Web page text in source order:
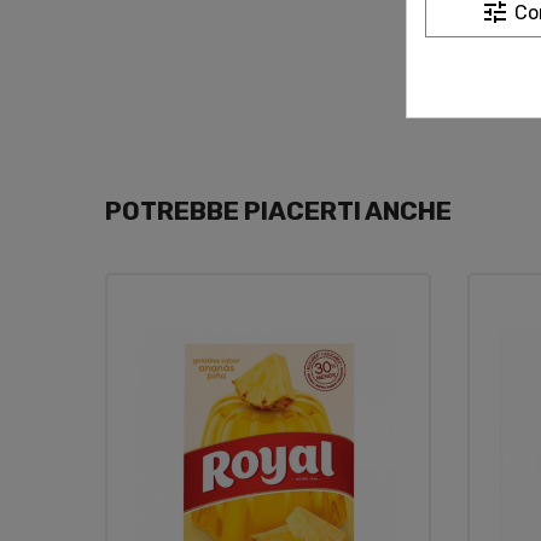
POTREBBE PIACERTI ANCHE
tune